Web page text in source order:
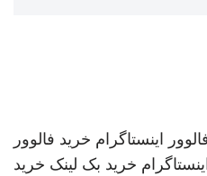
اینستاگرام خرید فالوور
خرید بک لینک خرید